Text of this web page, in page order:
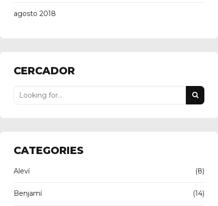
agosto 2018
CERCADOR
CATEGORIES
Aleví (8)
Benjamí (14)